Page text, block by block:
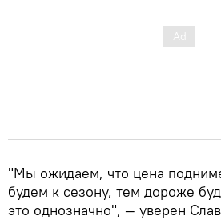
"Мы ожидаем, что цена
будем к сезону, тем дороже
это однозначно", — уверен